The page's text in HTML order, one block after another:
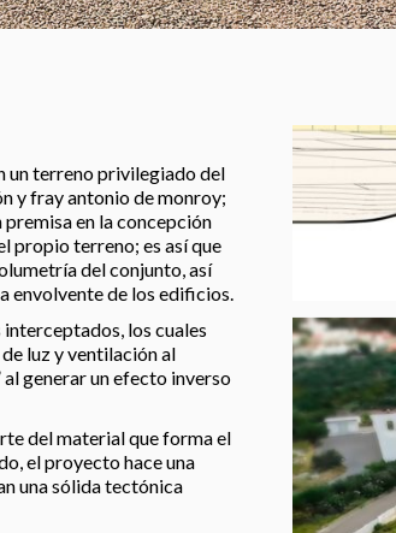
un terreno privilegiado del
y fray antonio de monroy;
en la concepción
propio terreno; es así que
del conjunto, así
envolvente de los edificios.
los cuales
luz y ventilación al
al generar un efecto inverso
del material que forma el
el proyecto hace una
una sólida tectónica